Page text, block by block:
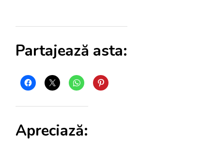
Partajează asta:
Apreciază: